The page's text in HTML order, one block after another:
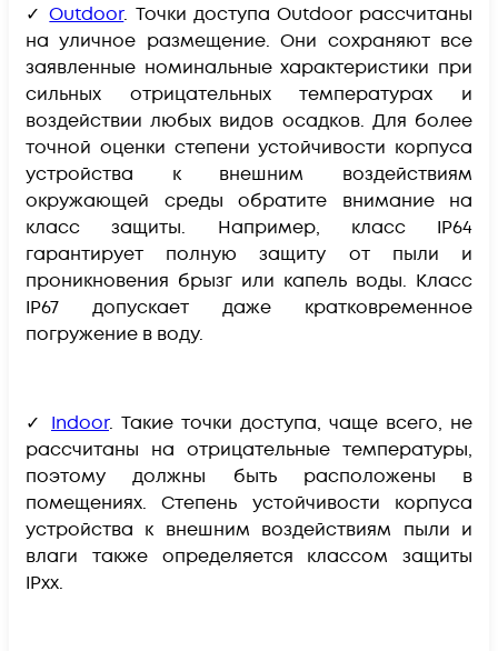
✓ Outdoor. Точки доступа Outdoor рассчитаны
на уличное размещение. Они сохраняют все
заявленные номинальные характеристики при
сильных отрицательных температурах и
воздействии любых видов осадков. Для более
точной оценки степени устойчивости корпуса
устройства к внешним воздействиям
окружающей среды обратите внимание на
класс защиты. Например, класс IP64
гарантирует полную защиту от пыли и
проникновения брызг или капель воды. Класс
IP67 допускает даже кратковременное
погружение в воду.
✓ Indoor. Такие точки доступа, чаще всего, не
рассчитаны на отрицательные температуры,
поэтому должны быть расположены в
помещениях. Степень устойчивости корпуса
устройства к внешним воздействиям пыли и
влаги также определяется классом защиты
IPxx.